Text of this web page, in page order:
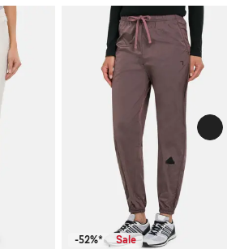
-52%* Sale